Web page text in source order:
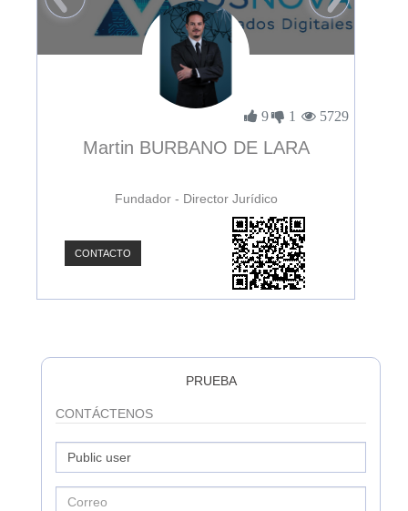
9 1 5729
Martin BURBANO DE LARA
Fundador - Director Jurídico
CONTACTO
PRUEBA
CONTÁCTENOS